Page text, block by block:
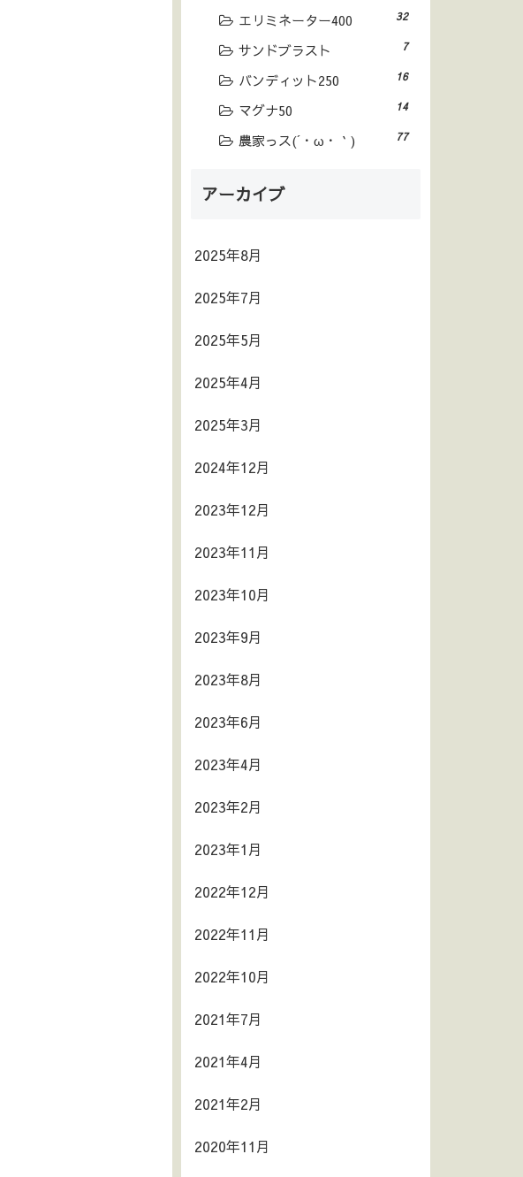
エリミネーター400 32
サンドブラスト 7
バンディット250 16
マグナ50 14
農家っス(´・ω・｀) 77
アーカイブ
2025年8月
2025年7月
2025年5月
2025年4月
2025年3月
2024年12月
2023年12月
2023年11月
2023年10月
2023年9月
2023年8月
2023年6月
2023年4月
2023年2月
2023年1月
2022年12月
2022年11月
2022年10月
2021年7月
2021年4月
2021年2月
2020年11月